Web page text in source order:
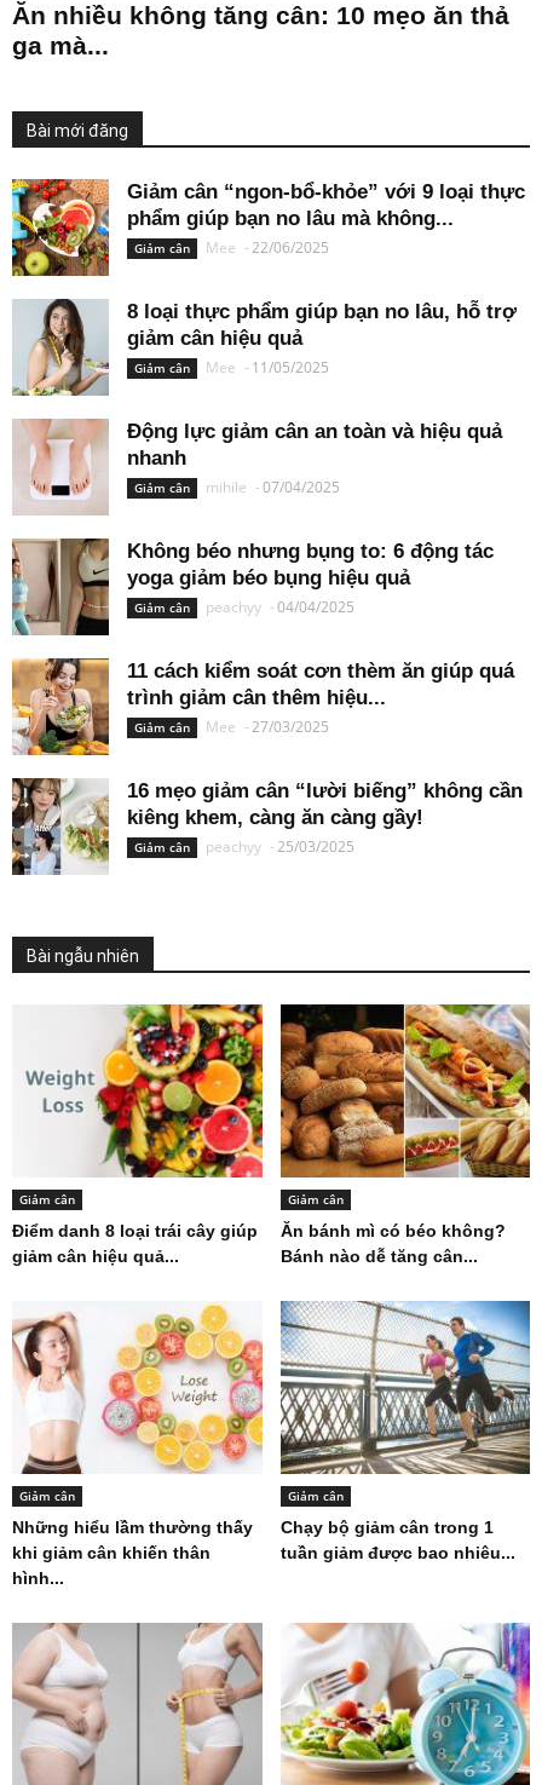
Ăn nhiều không tăng cân: 10 mẹo ăn thả
ga mà...
Bài mới đăng
Giảm cân “ngon-bổ-khỏe” với 9 loại thực
phẩm giúp bạn no lâu mà không...
Giảm cân Mee -22/06/2025
8 loại thực phẩm giúp bạn no lâu, hỗ trợ
giảm cân hiệu quả
Giảm cân Mee - 11/05/2025
Động lực giảm cân an toàn và hiệu quả
nhanh
Giảm cân mihile -07/04/2025
Không béo nhưng bụng to: 6 động tác
yoga giảm béo bụng hiệu quả
Giảm cân peachyy -04/04/2025
11 cách kiểm soát cơn thèm ăn giúp quá
trình giảm cân thêm hiệu...
Giảm cân Mee -27/03/2025
16 mẹo giảm cân “lười biếng” không cần
kiêng khem, càng ăn càng gầy!
Giảm cân peachyy -25/03/2025
Bài ngẫu nhiên
Giảm cân
Điểm danh 8 loại trái cây giúp
giảm cân hiệu quả...
Giảm cân
Ăn bánh mì có béo không?
Bánh nào dễ tăng cân...
Giảm cân
Những hiểu lầm thường thấy
khi giảm cân khiến thân
hình...
Giảm cân
Chạy bộ giảm cân trong 1
tuần giảm được bao nhiêu...